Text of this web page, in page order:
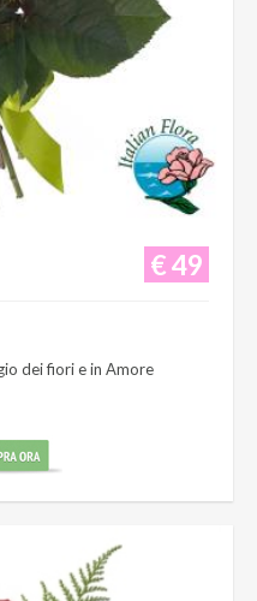
€ 49
dei fiori e in Amore